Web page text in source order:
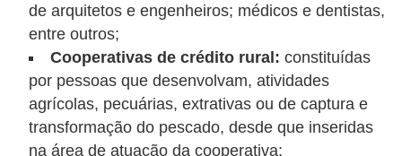
de arquitetos e engenheiros; médicos e dentistas,
entre outros;
Cooperativas de crédito rural: constituídas
por pessoas que desenvolvam, atividades
agrícolas, pecuárias, extrativas ou de captura e
transformação do pescado, desde que inseridas
na área de atuação da cooperativa;
o
r
a
s
d